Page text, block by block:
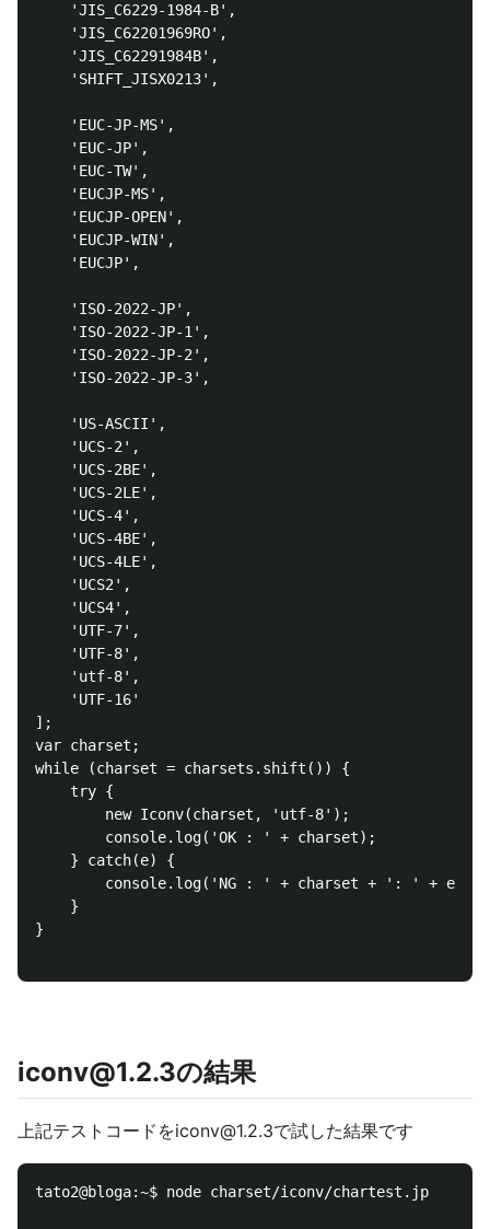
    'JIS_C6229-1984-B',
    'JIS_C62201969RO',
    'JIS_C62291984B',
    'SHIFT_JISX0213',
    'EUC-JP-MS',
    'EUC-JP',
    'EUC-TW',
    'EUCJP-MS',
    'EUCJP-OPEN',
    'EUCJP-WIN',
    'EUCJP',
    'ISO-2022-JP',
    'ISO-2022-JP-1',
    'ISO-2022-JP-2',
    'ISO-2022-JP-3',
    'US-ASCII',
    'UCS-2',
    'UCS-2BE',
    'UCS-2LE',
    'UCS-4',
    'UCS-4BE',
    'UCS-4LE',
    'UCS2',
    'UCS4',
    'UTF-7',
    'UTF-8',
    'utf-8',
    'UTF-16'
];
var charset;
while (charset = charsets.shift()) {
    try {
        new Iconv(charset, 'utf-8');
        console.log('OK : ' + charset);
    } catch(e) {
        console.log('NG : ' + charset + ': ' + e);
    }
}
iconv@1.2.3の結果
上記テストコードをiconv@1.2.3で試した結果です
tato2@bloga:~$ node charset/iconv/chartest.jp